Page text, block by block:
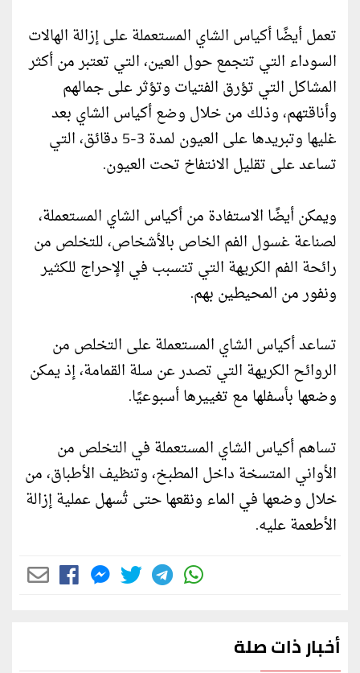
تعمل أيضًا أكياس الشاي المستعملة على إزالة الهالات
السوداء التي تتجمع حول العين، التي تعتبر من أكثر
المشاكل التي تؤرق الفتيات وتؤثر على جمالهم
وأناقتهم، وذلك من خلال وضع أكياس الشاي بعد
غليها وتبريدها على العيون لمدة 3-5 دقائق، التي
تساعد على تقليل الانتفاخ تحت العيون.
ويمكن أيضًا الاستفادة من أكياس الشاي المستعملة،
لصناعة غسول الفم الخاص بالأشخاص، للتخلص من
رائحة الفم الكريهة التي تتسبب في الإحراج للكثير
ونفور من المحيطين بهم.
تساعد أكياس الشاي المستعملة على التخلص من
الروائح الكريهة التي تصدر عن سلة القمامة، إذ يمكن
وضعها بأسفلها مع تغييرها أسبوعيًا.
تساهم أكياس الشاي المستعملة في التخلص من
الأواني المتسخة داخل المطبخ، وتنظيف الأطباق، من
خلال وضعها في الماء ونقعها حتى تُسهل عملية إزالة
الأطعمة عليه.
أخبار ذات صلة